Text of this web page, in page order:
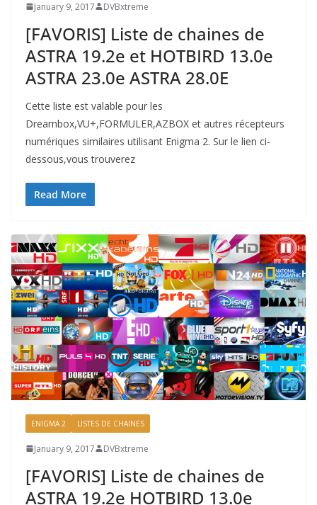
January 9, 2017 DVBxtreme
[FAVORIS] Liste de chaines de
ASTRA 19.2e et HOTBIRD 13.0e
ASTRA 23.0e ASTRA 28.0E
Cette liste est valable pour les
Dreambox,VU+,FORMULER,AZBOX et autres récepteurs
numériques similaires utilisant Enigma 2. Sur le lien ci-
dessous,vous trouverez
Read More
ENIGMA 2 LISTES DE CHAINES
January 9, 2017 DVBxtreme
[FAVORIS] Liste de chaines de
ASTRA 19.2e HOTBIRD 13.0e